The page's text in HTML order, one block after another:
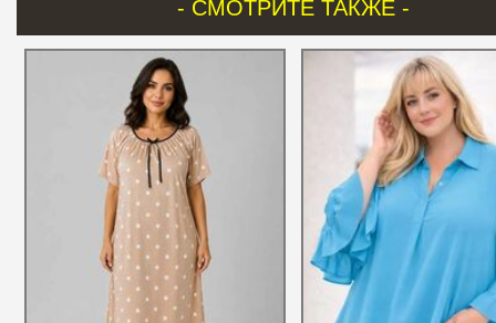
- СМОТРИТЕ ТАКЖЕ -